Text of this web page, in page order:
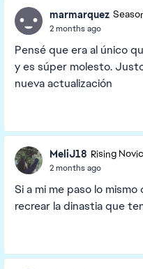
marmarquez
2 months ago
Pensé que era al único
y es súper molesto.
nueva actualización
MeliJ18 Rising
2 months ago
Si a mi me paso lo
recrear la dinastia que